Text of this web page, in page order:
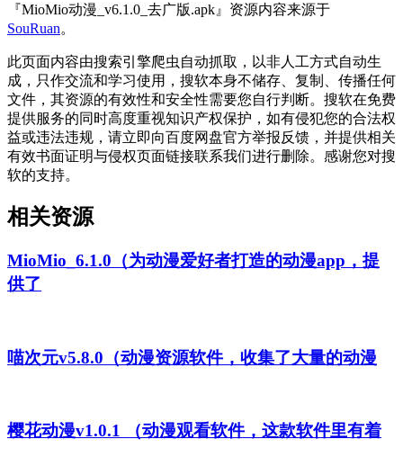
『MioMio动漫_v6.1.0_去广版.apk』资源内容来源于
SouRuan。
此页面内容由搜索引擎爬虫自动抓取，以非人工方式自动生
成，只作交流和学习使用，搜软本身不储存、复制、传播任何
文件，其资源的有效性和安全性需要您自行判断。搜软在免费
提供服务的同时高度重视知识产权保护，如有侵犯您的合法权
益或违法违规，请立即向百度网盘官方举报反馈，并提供相关
有效书面证明与侵权页面链接联系我们进行删除。感谢您对搜
软的支持。
相关资源
MioMio_6.1.0（为动漫爱好者打造的动漫app，提
供了
喵次元v5.8.0（动漫资源软件，收集了大量的动漫
樱花动漫v1.0.1 （动漫观看软件，这款软件里有着